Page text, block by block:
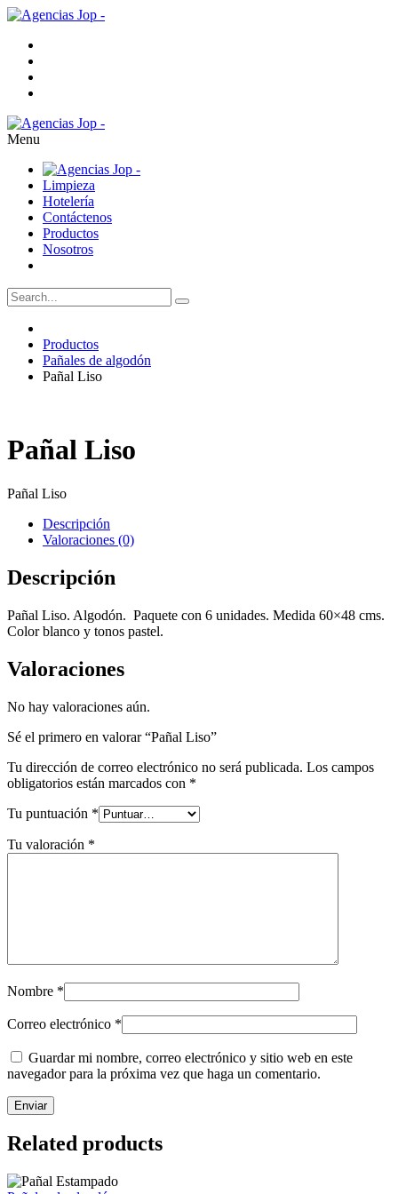
Menu
Limpieza
Hotelería
Contáctenos
Productos
Nosotros
Productos
Pañales de algodón
Pañal Liso
Pañal Liso
Pañal Liso
Descripción
Valoraciones (0)
Descripción
Pañal Liso. Algodón. Paquete con 6 unidades. Medida 60×48 cms.
Color blanco y tonos pastel.
Valoraciones
No hay valoraciones aún.
Sé el primero en valorar “Pañal Liso”
Tu dirección de correo electrónico no será publicada. Los campos
obligatorios están marcados con *
Tu puntuación *
Tu valoración *
Nombre *
Correo electrónico *
Guardar mi nombre, correo electrónico y sitio web en este
navegador para la próxima vez que haga un comentario.
Related products